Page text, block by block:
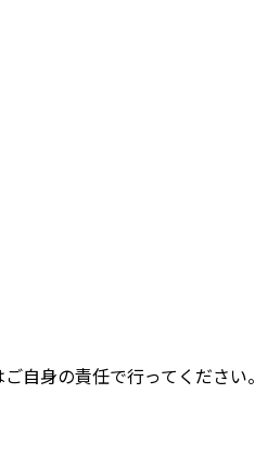
自身の責任で行ってください。